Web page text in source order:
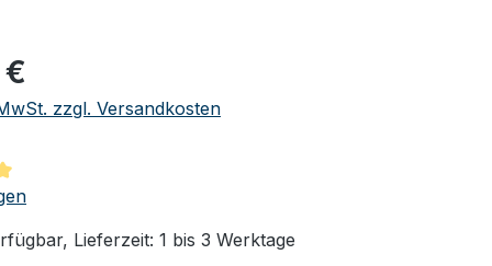
zzgl. Versandkosten
Bewertung von 5 von 5 Sternen
Lieferzeit: 1 bis 3 Werktage